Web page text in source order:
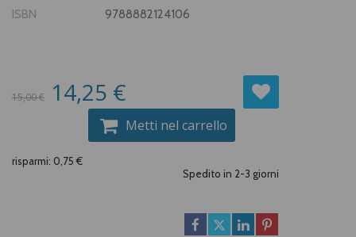
ISBN
9788882124106
15,00 € 14,25 €
Metti nel carrello
risparmi: 0,75 €
Spedito in 2-3 giorni